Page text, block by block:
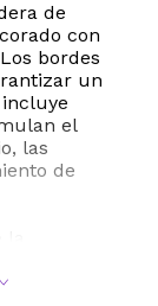
de
con
bordes
un
el
las
de
juego de